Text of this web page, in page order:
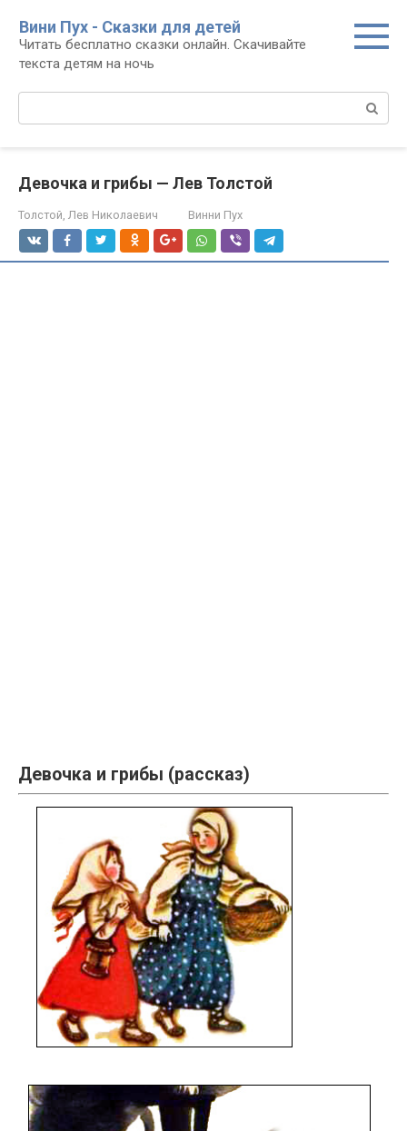
контенту
Вини Пух - Сказки для детей
Читать бесплатно сказки онлайн. Скачивайте
текста детям на ночь
Девочка и грибы — Лев Толстой
Толстой, Лев Николаевич Винни Пух
Девочка и грибы (рассказ)